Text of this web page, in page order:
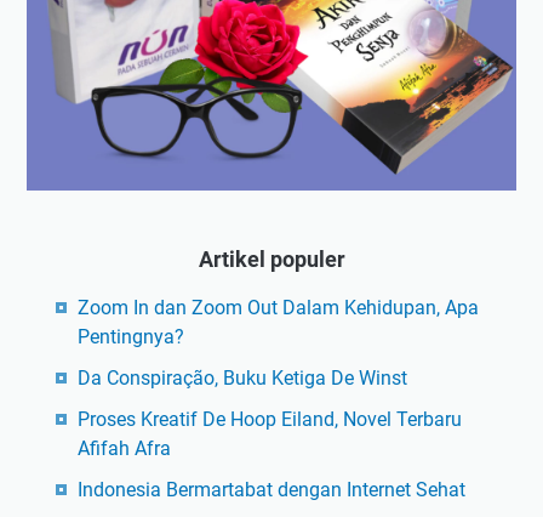
Artikel populer
Zoom In dan Zoom Out Dalam Kehidupan, Apa
Pentingnya?
Da Conspiração, Buku Ketiga De Winst
Proses Kreatif De Hoop Eiland, Novel Terbaru
Afifah Afra
Indonesia Bermartabat dengan Internet Sehat